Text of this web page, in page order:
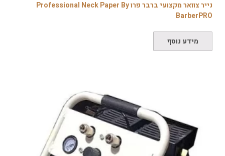
נייר צוואר מקצועי ברבר פרו Professional Neck Paper By
BarberPRO
מידע נוסף